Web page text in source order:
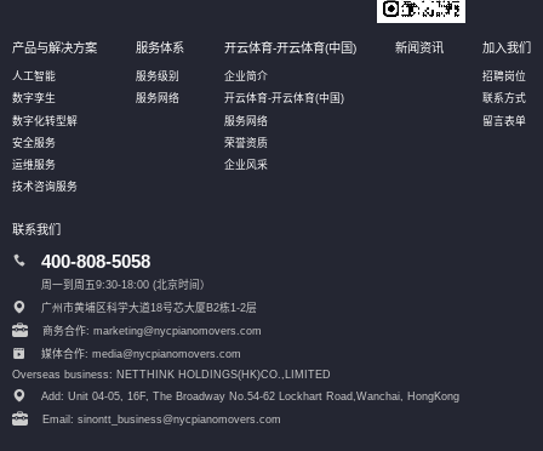
产品与解决方案
人工智能
数字孪生
数字化转型解
安全服务
运维服务
技术咨询服务
服务体系
服务级别
服务网络
开云体育-开云体育(中国)
企业简介
开云体育-开云体育(中国)
服务网络
荣誉资质
企业风采
新闻资讯 加入我们
招聘岗位
联系方式
留言表单
联系我们
400-808-5058
周一到周五9:30-18:00 (北京时间）
广州市黄埔区科学大道18号芯大厦B2栋1-2层
商务合作: marketing@nycpianomovers.com
媒体合作: media@nycpianomovers.com
Overseas business: NETTHINK HOLDINGS(HK)CO.,LIMITED
Add: Unit 04-05, 16F, The Broadway No.54-62 Lockhart Road, Wanchai, HongKong
Email: sinontt_business@nycpianomovers.com